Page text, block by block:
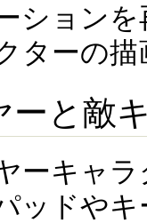
ション
ターの描
ーと敵
ーキャ
ッドや